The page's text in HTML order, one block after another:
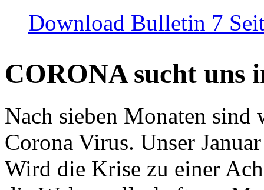
Download Bulletin 7
CORONA sucht uns
Nach sieben Monaten
Corona Virus. Unser
Wird die Krise zu einer